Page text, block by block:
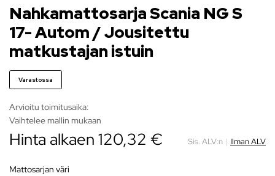
Nahkamattosarja Scania NG S
17- Autom / Jousitettu
matkustajan istuin
Varastossa
Arvioitu toimitusaika:
Vaihtelee mallin mukaan
Hinta alkaen 120,32 € Sis. ALV:n | Ilman ALV
mattosarjan väri